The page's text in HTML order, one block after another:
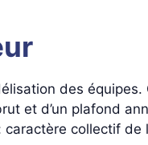
des
et d’un plafond
collectif de